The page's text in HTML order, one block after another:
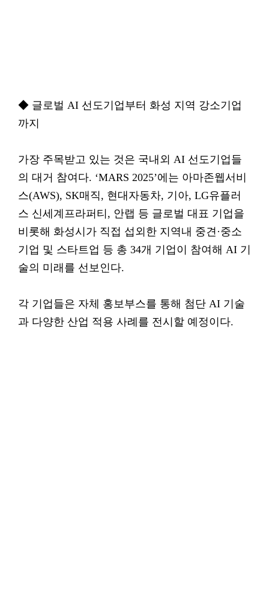
◆ 글로벌 AI 선도기업부터 화성 지역 강소기업
까지
가장 주목받고 있는 것은 국내외 AI 선도기업들
의 대거 참여다. ‘MARS 2025’에는 아마존웹서비
스(AWS), SK매직, 현대자동차, 기아, LG유플러
스 신세계프라퍼티, 안랩 등 글로벌 대표 기업을
비롯해 화성시가 직접 섭외한 지역내 중견·중소
기업 및 스타트업 등 총 34개 기업이 참여해 AI 기
술의 미래를 선보인다.
각 기업들은 자체 홍보부스를 통해 첨단 AI 기술
과 다양한 산업 적용 사례를 전시할 예정이다.